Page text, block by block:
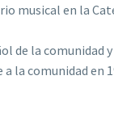
musical en la
de la comunidad
comunidad en